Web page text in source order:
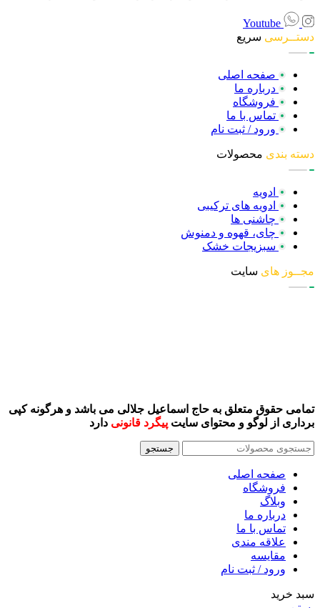
Youtube
دستــرسی سریع
صفحه اصلی
درباره ما
فروشگاه
تماس با ما
ورود / ثبت نام
دسته بندی محصولات
ادویه
ادویه های ترکیبی
چاشنی ها
چای، قهوه و دمنوش
سبزیجات خشک
مجــوز های سایت
تمامی حقوق متعلق به حاج اسماعیل جلالی می باشد و هرگونه کپی
برداری از لوگو و محتوای سایت پیگرد قانونی دارد
جستجو
صفحه اصلی
فروشگاه
وبلاگ
درباره ما
تماس با ما
علاقه مندی
مقايسه
ورود / ثبت نام
سبد خرید